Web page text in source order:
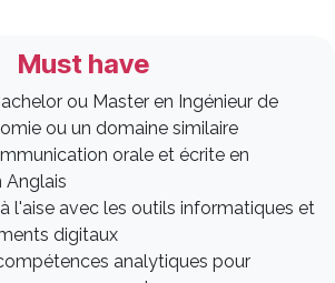
Must have
ou Master en Ingénieur de
ou un domaine similaire
orale et écrite en
Anglais
l'aise avec les outils informatiques et
digitaux
analytiques pour